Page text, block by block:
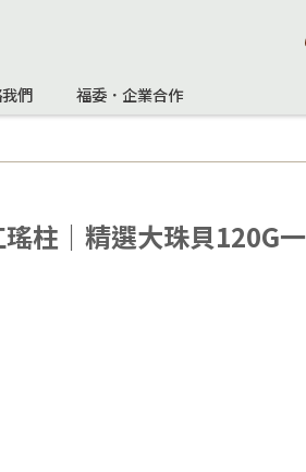
們 福委．企業合作
柱｜精選大珠貝120G一